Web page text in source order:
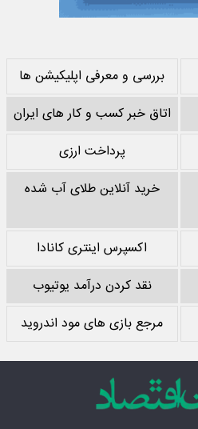
بررسی و معرفی اپلیکیشن ها
اتاق خبر کسب و کار های ایران
پرداخت ارزی
خرید آنلاین طلای آب شده
اکسپرس اینتری کانادا
نقد کردن درآمد یوتیوب
مرجع بازی های مود اندروید